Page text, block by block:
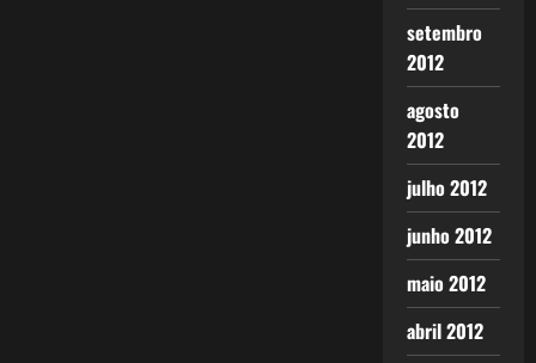
setembro
2012
agosto
2012
julho 2012
junho 2012
maio 2012
abril 2012